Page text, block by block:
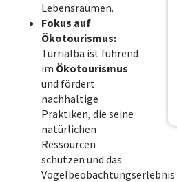
Lebensräumen.
Fokus auf
Ökotourismus:
Turrialba ist führend
im Ökotourismus
und fördert
nachhaltige
Praktiken, die seine
natürlichen
Ressourcen
schützen und das
Vogelbeobachtungserlebnis